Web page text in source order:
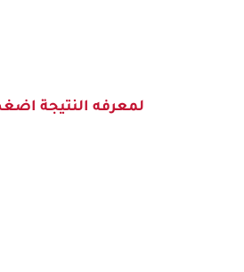
لمعرفه النتيجة